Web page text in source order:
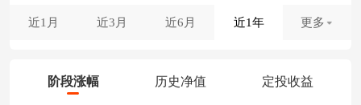
近1月 近3月 近6月 近1年 更多
阶段涨幅 历史净值 定投收益